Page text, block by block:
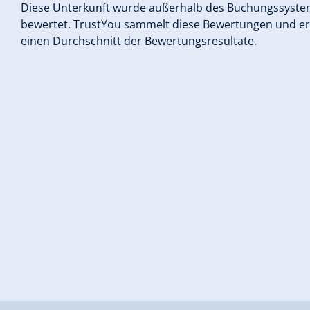
Diese Unterkunft wurde außerhalb des
bewertet. TrustYou sammelt diese Bewertungen und
einen Durchschnitt der Bewertungsresultate.